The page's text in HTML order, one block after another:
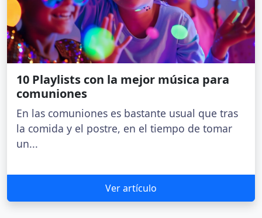
10 Playlists con la mejor música para
comuniones
En las comuniones es bastante usual que tras
la comida y el postre, en el tiempo de tomar
un...
Ver artículo